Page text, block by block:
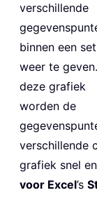
verschillende
binnen een set
weer te
deze grafiek
worden de
verschillende
grafiek snel
voor Excel’s